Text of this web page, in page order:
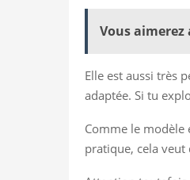
Vous aimerez
Elle est aussi très
adaptée. Si tu
Comme le modèle
pratique, cela